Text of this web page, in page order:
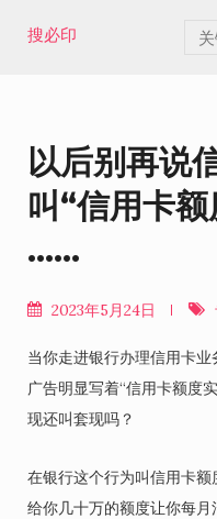
搜必印
以后别再说
叫“信用卡
……
2023年5月24日
当你走进银行办理信用卡
广告明显写着“信用卡额度
现还叫套现吗？
在银行这个行为叫信用卡
给你几十万的额度让你每